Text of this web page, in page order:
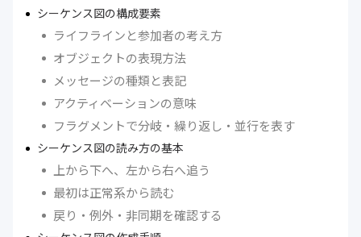
シーケンス図の構成要素
ライフラインと参加者の考え方
オブジェクトの表現方法
メッセージの種類と表記
アクティベーションの意味
フラグメントで分岐・繰り返し・並行を表す
シーケンス図の読み方の基本
上から下へ、左から右へ追う
最初は正常系から読む
戻り・例外・非同期を確認する